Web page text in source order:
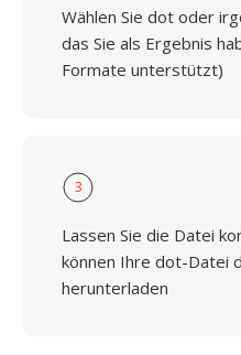
Wählen Sie dot oder
das Sie als Ergebnis
Formate unterstützt)
3
Lassen Sie die Datei
können Ihre dot-Datei
herunterladen